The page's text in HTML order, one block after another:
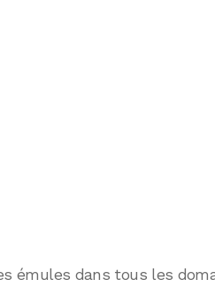
émules dans tous les